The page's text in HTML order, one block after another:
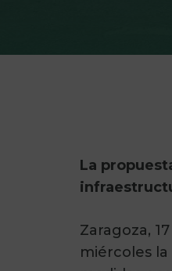
La
Zaragoza,
miércoles